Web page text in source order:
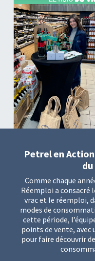
Petrel en
Comme chaque
Réemploi a consacré
vrac et le réemploi,
modes de
cette période,
points de vente, avec
pour faire découvrir